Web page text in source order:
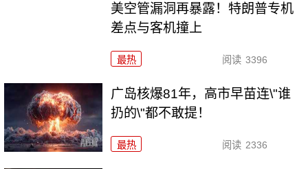
美空管漏洞再暴露！特朗普专机
差点与客机撞上
最热 阅读 3396
广岛核爆81年，高市早苗连\"谁
扔的\"都不敢提！
最热 阅读 2336